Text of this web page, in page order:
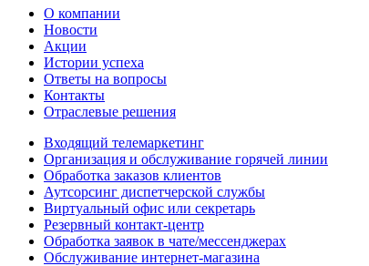
О компании
Новости
Акции
Истории успеха
Ответы на вопросы
Контакты
Отраслевые решения
Входящий телемаркетинг
Организация и обслуживание горячей линии
Обработка заказов клиентов
Аутсорсинг диспетчерской службы
Виртуальный офис или секретарь
Резервный контакт-центр
Обработка заявок в чате/мессенджерах
Обслуживание интернет-магазина